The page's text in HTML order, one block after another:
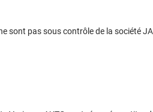
sont pas sous contrôle de la société